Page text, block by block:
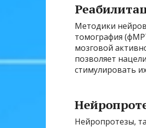
Методики
томография
мозговой
позволяет
стимулировать
Нейропротезы,